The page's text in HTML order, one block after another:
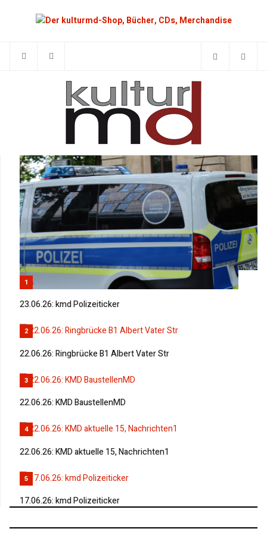
1
23.06.26: kmd Polizeiticker
2
22.06.26: Ringbrücke B1 Albert Vater Str
3
22.06.26: KMD BaustellenMD
4
22.06.26: KMD aktuelle 15, Nachrichten1
5
17.06.26: kmd Polizeiticker